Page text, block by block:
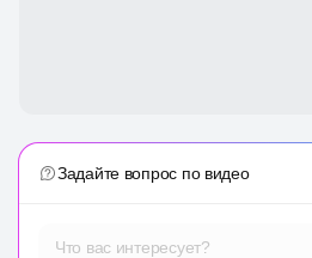
Задайте вопрос по видео
Что вас интересует?